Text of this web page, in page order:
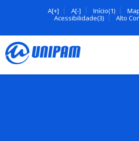
A[+] A[-] Início(1)
Acessibilidade(3)
Alto